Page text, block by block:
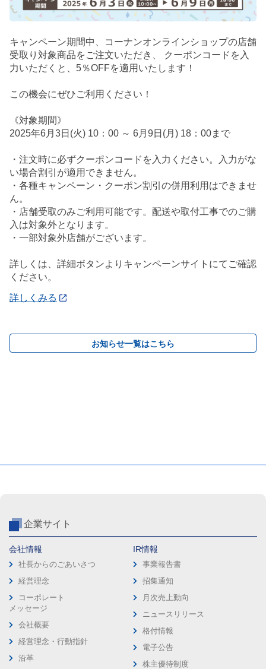
キャンペーン期間中、コーナンオンラインショップの店舗
受取り対象商品をご注文いただき、 クーポンコードを入
力いただくと、5％OFFを適用いたします！
この機会にぜひご利用ください！
《対象期間》
2025年6月3日(火) 10：00 ～ 6月9日(月) 18：00まで
・注文時に必ずクーポンコードを入力ください。入力がな
い場合割引が適用できません。
・各種キャンペーン・クーポン割引の併用利用はできませ
ん。
・店舗受取のみご利用可能です。配送や取付工事でのご購
入は対象外となります。
・一部対象外店舗がございます。
詳しくは、詳細ボタンよりキャンペーンサイトにてご確認
ください。
詳しくみる
お知らせ一覧はこちら
企業サイト
会社情報
社長からのごあいさつ
経営理念
コーポレート
メッセージ
会社概要
経営理念・行動指針
沿革
IR情報
事業報告書
招集通知
月次売上動向
ニュースリリース
格付情報
電子公告
株主優待制度